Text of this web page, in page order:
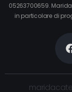
05263700659.
in particolare di